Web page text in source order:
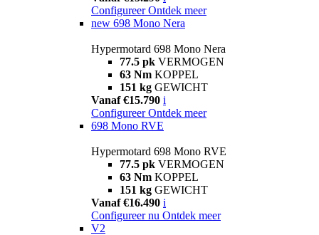
Configureer Ontdek meer
new 698 Mono Nera
Hypermotard 698 Mono Nera
77.5 pk VERMOGEN
63 Nm KOPPEL
151 kg GEWICHT
Vanaf €15.790 i
Configureer Ontdek meer
698 Mono RVE
Hypermotard 698 Mono RVE
77.5 pk VERMOGEN
63 Nm KOPPEL
151 kg GEWICHT
Vanaf €16.490 i
Configureer nu Ontdek meer
V2